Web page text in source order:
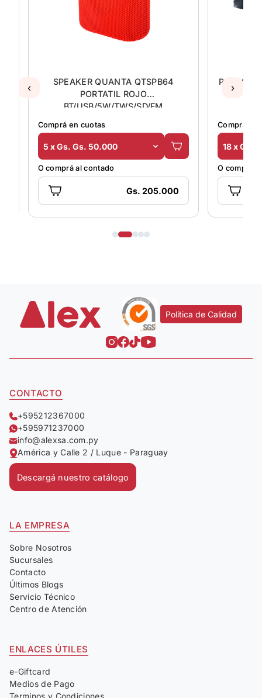
SPEAKER QUANTA QTSPB64
PORTATIL ROJO
BT/USB/5W/TWS/SD/FM
Comprá en cuotas
5 x Gs. Gs. 50.000
O comprá al contado
Gs. 205.000
Comprá en
18 x Gs.
O comprá
‹ ›
Política de Calidad
CONTACTO
+595212367000
+595971237000
info@alexsa.com.py
América y Calle 2 / Luque - Paraguay
Descargá nuestro catálogo
LA EMPRESA
Sobre Nosotros
Sucursales
Contacto
Últimos Blogs
Servicio Técnico
Centro de Atención
ENLACES ÚTILES
e-Giftcard
Medios de Pago